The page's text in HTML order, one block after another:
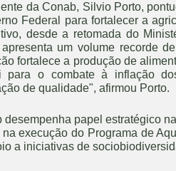
da Conab, Silvio Porto,
Federal para fortalecer a
desde a retomada do
um volume recorde
fortalece a produção de
para o combate à inflação
de qualidade", afirmou Porto.
desempenha papel estratégico
execução do Programa de
a iniciativas de